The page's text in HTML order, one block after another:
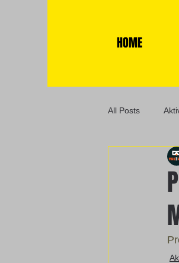
HOME
All Posts